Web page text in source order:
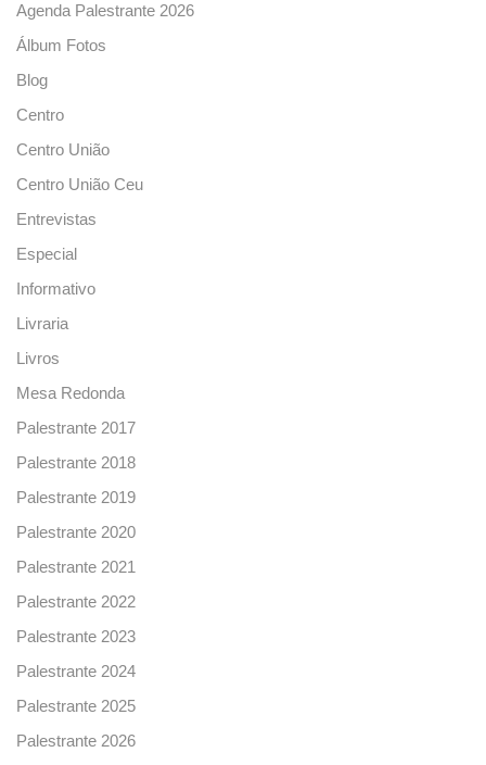
Agenda Palestrante 2026
Álbum Fotos
Blog
Centro
Centro União
Centro União Ceu
Entrevistas
Especial
Informativo
Livraria
Livros
Mesa Redonda
Palestrante 2017
Palestrante 2018
Palestrante 2019
Palestrante 2020
Palestrante 2021
Palestrante 2022
Palestrante 2023
Palestrante 2024
Palestrante 2025
Palestrante 2026